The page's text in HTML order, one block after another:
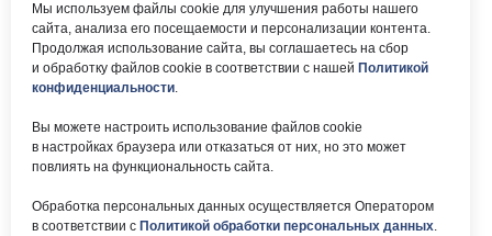
okc-
svao@svao.mos.ru
Почта:
Об учреждении:
О ГБУ «ОКЦ СВАО»
Электронный каталог:
Результаты НОК
Электронные ресурсы:
Национальная
Каталог Библиотек
Мы используем файлы cookie для улучшения работы нашего
сайта, анализа его посещаемости и персонализации контента.
Продолжая использование сайта, вы соглашаетесь на сбор
и обработку файлов cookie в соответствии с нашей Политикой
конфиденциальности.
Вы можете настроить использование файлов cookie
в настройках браузера или отказаться от них, но это может
повлиять на функциональность сайта.
Обработка персональных данных осуществляется Оператором
в соответствии с Политикой обработки персональных данных.